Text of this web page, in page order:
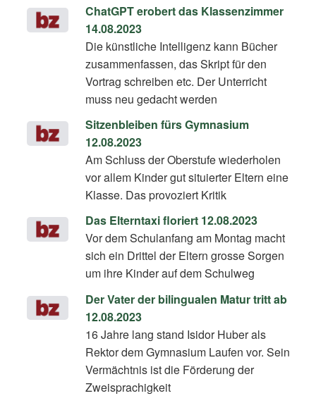
ChatGPT erobert das Klassenzimmer
14.08.2023
Die künstliche Intelligenz kann Bücher
zusammenfassen, das Skript für den
Vortrag schreiben etc. Der Unterricht
muss neu gedacht werden
Sitzenbleiben fürs Gymnasium
12.08.2023
Am Schluss der Oberstufe wiederholen
vor allem Kinder gut situierter Eltern eine
Klasse. Das provoziert Kritik
Das Elterntaxi floriert 12.08.2023
Vor dem Schulanfang am Montag macht
sich ein Drittel der Eltern grosse Sorgen
um ihre Kinder auf dem Schulweg
Der Vater der bilingualen Matur tritt ab
12.08.2023
16 Jahre lang stand Isidor Huber als
Rektor dem Gymnasium Laufen vor. Sein
Vermächtnis ist die Förderung der
Zweisprachigkeit